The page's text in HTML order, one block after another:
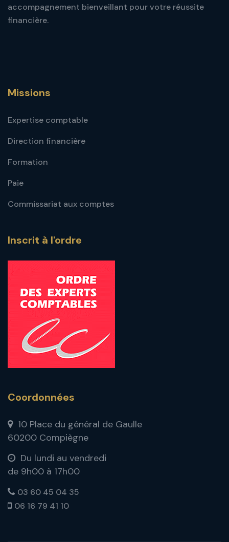
accompagnement bienveillant pour votre réussite
financière.
Missions
Expertise comptable
Direction financière
Formation
Paie
Commissariat aux comptes
Inscrit à l'ordre
Coordonnées
10 Place du général de Gaulle
60200 Compiègne
Du lundi au vendredi
de 9h00 à 17h00
03 60 45 04 35
06 16 79 41 10